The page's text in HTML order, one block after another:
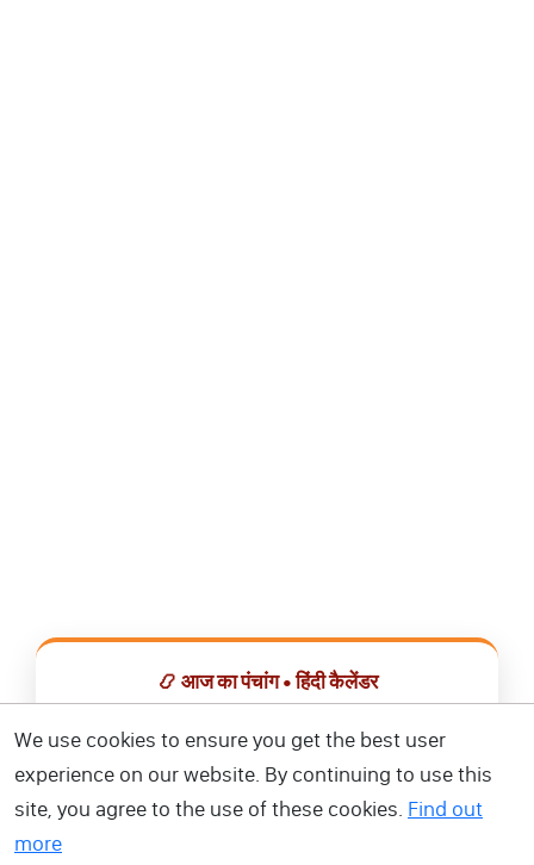
📿 आज का पंचांग • हिंदी कैलेंडर
📅 हिंदी कैलेंडर ऐप डाउनलोड करें
We use cookies to ensure you get the best user
experience on our website. By continuing to use this
site, you agree to the use of these cookies. Find out
more